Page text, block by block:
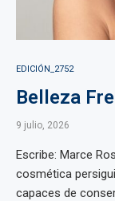
EDICIÓN_2752
Belleza
9 julio, 2026
Escribe: Marce
cosmética
capaces de